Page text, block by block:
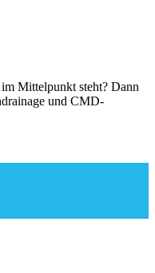
Mittelpunkt steht? Dann
und CMD-